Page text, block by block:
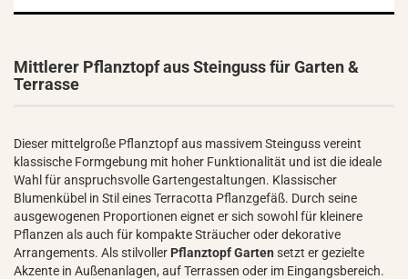
Mittlerer Pflanztopf aus Steinguss für Garten &
Terrasse
Dieser mittelgroße Pflanztopf aus massivem Steinguss vereint
klassische Formgebung mit hoher Funktionalität und ist die ideale
Wahl für anspruchsvolle Gartengestaltungen. Klassischer
Blumenkübel in Stil eines Terracotta Pflanzgefäß. Durch seine
ausgewogenen Proportionen eignet er sich sowohl für kleinere
Pflanzen als auch für kompakte Sträucher oder dekorative
Arrangements. Als stilvoller Pflanztopf Garten setzt er gezielte
Akzente in Außenanlagen, auf Terrassen oder im Eingangsbereich.